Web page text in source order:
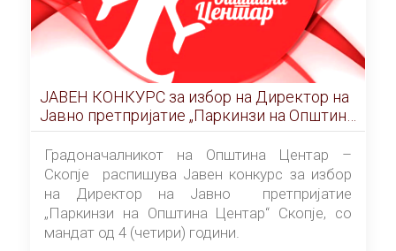
ЈАВЕН КОНКУРС за избор на Директор на
Јавно претпријатие „Паркинзи на Општина
Центар“ – Скопје
Градоначалникот на Општина Центар –
Скопје распишува Јавен конкурс за избор
на Директор на Јавно претпријатие
„Паркинзи на Општина Центар“ Скопје, со
мандат од 4 (четири) години.